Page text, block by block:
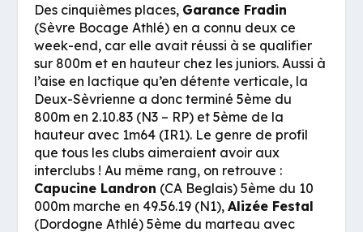
Des cinquièmes places, Garance Fradin
(Sèvre Bocage Athlé) en a connu deux ce
week-end, car elle avait réussi à se qualifier
sur 800m et en hauteur chez les juniors. Aussi à
l’aise en lactique qu’en détente verticale, la
Deux-Sèvrienne a donc terminé 5ème du
800m en 2.10.83 (N3 – RP) et 5ème de la
hauteur avec 1m64 (IR1). Le genre de profil
que tous les clubs aimeraient avoir aux
interclubs ! Au même rang, on retrouve :
Capucine Landron (CA Beglais) 5ème du 10
000m marche en 49.56.19 (N1),Alizée Festal
(Dordogne Athlé) 5ème du marteau avec